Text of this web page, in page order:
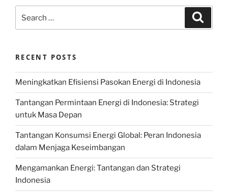
for:
RECENT POSTS
Meningkatkan Efisiensi Pasokan Energi di Indonesia
Tantangan Permintaan Energi di Indonesia: Strategi
untuk Masa Depan
Tantangan Konsumsi Energi Global: Peran Indonesia
dalam Menjaga Keseimbangan
Mengamankan Energi: Tantangan dan Strategi
Indonesia